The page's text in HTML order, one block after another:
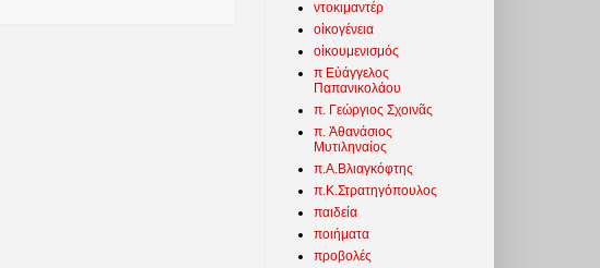
ντοκιμαντέρ
οἰκογένεια
οἰκουμενισμός
π Εὐάγγελος
Παπανικολάου
π. Γεώργιος Σχοινᾶς
π. Ἀθανάσιος
Μυτιληναίος
π.Α.Βλιαγκόφτης
π.Κ.Στρατηγόπουλος
παιδεία
ποιήματα
προβολές